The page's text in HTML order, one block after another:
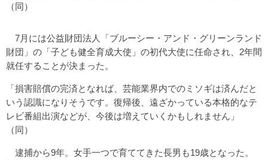
（同）
7月には公益財団法人「ブルーシー・アンド・グリーンランド
財団」の「子ども健全育成大使」の初代大使に任命され、2年間
就任することが決まった。
「損害賠償の完済となれば、芸能業界内でのミソギは済んだと
いう認識になりそうです。復帰後、遠ざかっている本格的なテ
レビ番組出演などが、今後は増えていくかもしれません」
（同）
逮捕から9年。女手一つで育ててきた長男も19歳となった。